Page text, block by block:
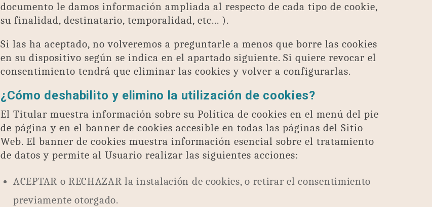
documento le damos información ampliada al respecto de cada tipo de cookie,
su finalidad, destinatario, temporalidad, etc... ).
Si las ha aceptado, no volveremos a preguntarle a menos que borre las cookies
en su dispositivo según se indica en el apartado siguiente. Si quiere revocar el
consentimiento tendrá que eliminar las cookies y volver a configurarlas.
¿Cómo deshabilito y elimino la utilización de cookies?
El Titular muestra información sobre su Política de cookies en el menú del pie
de página y en el banner de cookies accesible en todas las páginas del Sitio
Web. El banner de cookies muestra información esencial sobre el tratamiento
de datos y permite al Usuario realizar las siguientes acciones:
ACEPTAR o RECHAZAR la instalación de cookies, o retirar el consentimiento
previamente otorgado.